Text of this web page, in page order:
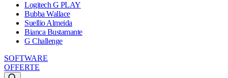
Logitech G PLAY
Bubba Wallace
Suellio Almeida
Bianca Bustamante
G Challenge
SOFTWARE
OFFERTE